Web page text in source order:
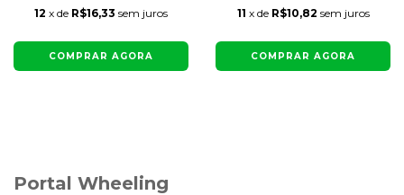
12 x de R$16,33 sem juros
COMPRAR AGORA
11 x de R$10,82 sem juros
COMPRAR AGORA
Portal Wheeling